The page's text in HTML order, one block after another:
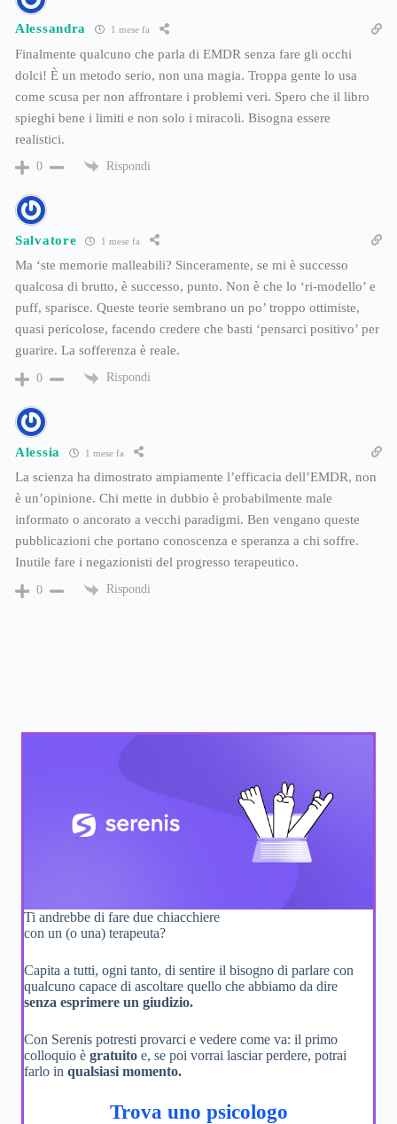
Alessandra 1 mese fa
Finalmente qualcuno che parla di EMDR senza fare gli occhi
dolci! È un metodo serio, non una magia. Troppa gente lo usa
come scusa per non affrontare i problemi veri. Spero che il libro
spieghi bene i limiti e non solo i miracoli. Bisogna essere
realistici.
0 Rispondi
Salvatore 1 mese fa
Ma ‘ste memorie malleabili? Sinceramente, se mi è successo
qualcosa di brutto, è successo, punto. Non è che lo ‘ri-modello’ e
puff, sparisce. Queste teorie sembrano un po’ troppo ottimiste,
quasi pericolose, facendo credere che basti ‘pensarci positivo’ per
guarire. La sofferenza è reale.
0 Rispondi
Alessia 1 mese fa
La scienza ha dimostrato ampiamente l’efficacia dell’EMDR, non
è un’opinione. Chi mette in dubbio è probabilmente male
informato o ancorato a vecchi paradigmi. Ben vengano queste
pubblicazioni che portano conoscenza e speranza a chi soffre.
Inutile fare i negazionisti del progresso terapeutico.
0 Rispondi
Ti andrebbe di fare due chiacchiere
con un (o una) terapeuta?
Capita a tutti, ogni tanto, di sentire il bisogno di parlare con
qualcuno capace di ascoltare quello che abbiamo da dire
senza esprimere un giudizio.
Con Serenis potresti provarci e vedere come va: il primo
colloquio è gratuito e, se poi vorrai lasciar perdere, potrai
farlo in qualsiasi momento.
Trova uno psicologo